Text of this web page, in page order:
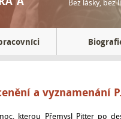
Bez lásky, bez
a vyznamenání
kterou Přemysl Pitter po